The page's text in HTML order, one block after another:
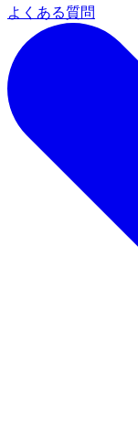
よくある質問